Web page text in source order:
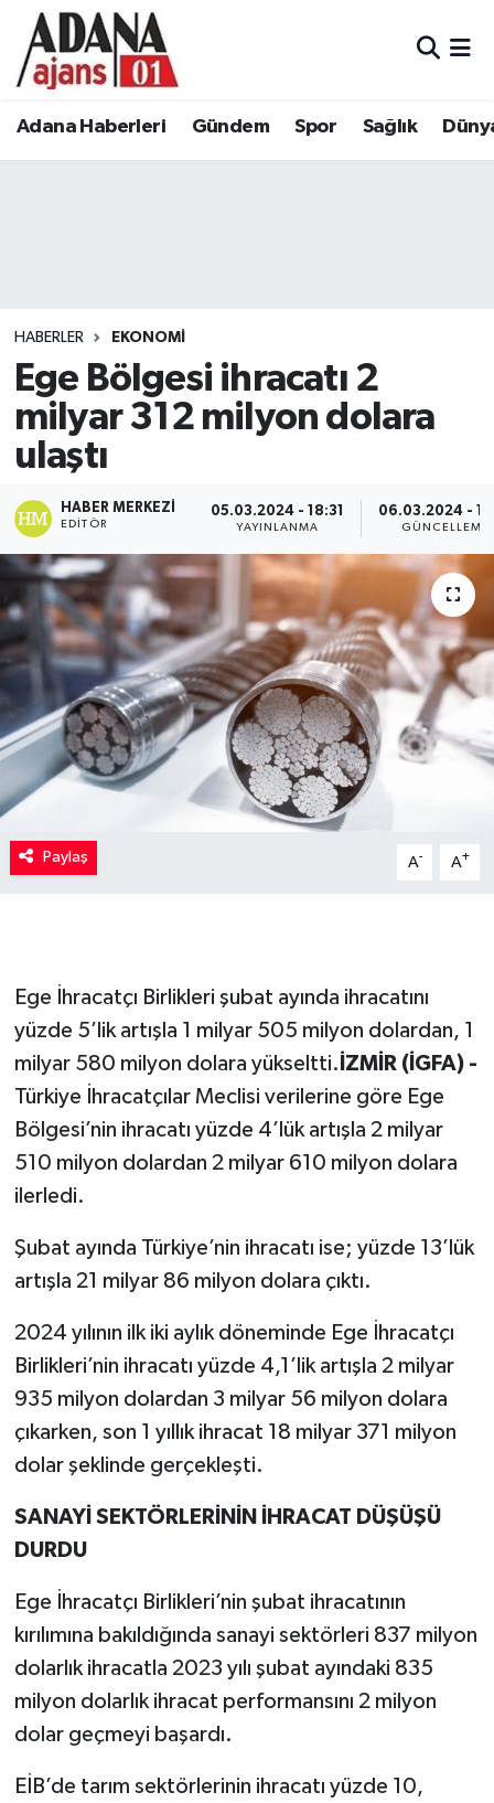
Adana Haberleri Gündem Spor Sağlık
HABERLER EKONOMI
Ege Bölgesi ihracatı 2
milyar 312 milyon dolara
ulaştı
HABER MERKEZI
EDITÖR
05.03.2024 - 18:31
YAYINLANMA
06.03.2024 -
GÜNCELLEME
Paylaş A- A+
Ege İhracatçı Birlikleri şubat ayında ihracatını
yüzde 5’lik artışla 1 milyar 505 milyon dolardan, 1
milyar 580 milyon dolara yükseltti. İZMİR (İGFA) -
Türkiye İhracatçılar Meclisi verilerine göre Ege
Bölgesi’nin ihracatı yüzde 4’lük artışla 2 milyar
510 milyon dolardan 2 milyar 610 milyon dolara
ilerledi.
Şubat ayında Türkiye’nin ihracatı ise; yüzde 13’lük
artışla 21 milyar 86 milyon dolara çıktı.
2024 yılının ilk iki aylık döneminde Ege İhracatçı
Birlikleri’nin ihracatı yüzde 4,1’lik artışla 2 milyar
935 milyon dolardan 3 milyar 56 milyon dolara
çıkarken, son 1 yıllık ihracat 18 milyar 371 milyon
dolar şeklinde gerçekleşti.
SANAYİ SEKTÖRLERİNİN İHRACAT DÜŞÜŞÜ
DURDU
Ege İhracatçı Birlikleri’nin şubat ihracatının
kırılımına bakıldığında sanayi sektörleri 837 milyon
dolarlık ihracatla 2023 yılı şubat ayındaki 835
milyon dolarlık ihracat performansını 2 milyon
dolar geçmeyi başardı.
EİB’de tarım sektörlerinin ihracatı yüzde 10,
Adana Haberleri
Eğitim
Siyaset
Ekonomi
Kadın
Magazin
Yaşam
Adana Nöbetçi Eczaneler
Tüm Manşetler
Son Dakika Haberleri
Haber Arşivi